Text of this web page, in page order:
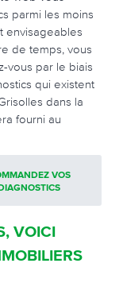
parmi les moins
envisageables
de temps, vous
vous par le biais
qui existent
dans la
fourni au
VOS
DIAGNOSTICS
VOICI